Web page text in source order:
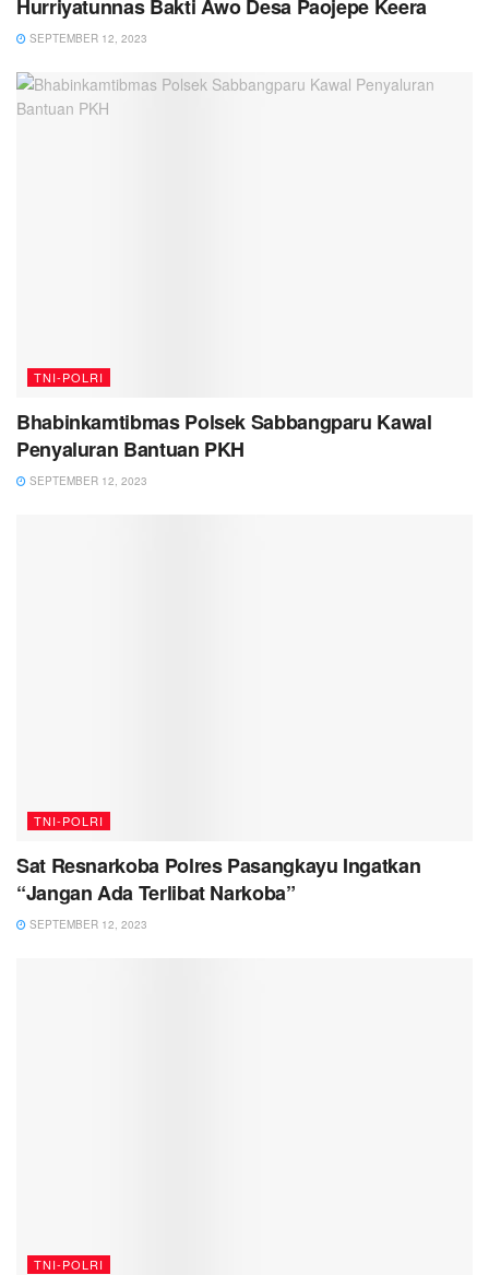
Hurriyatunnas Bakti Awo Desa Paojepe Keera
SEPTEMBER 12, 2023
TNI-POLRI
Bhabinkamtibmas Polsek Sabbangparu Kawal
Penyaluran Bantuan PKH
SEPTEMBER 12, 2023
TNI-POLRI
Sat Resnarkoba Polres Pasangkayu Ingatkan
“Jangan Ada Terlibat Narkoba”
SEPTEMBER 12, 2023
TNI-POLRI